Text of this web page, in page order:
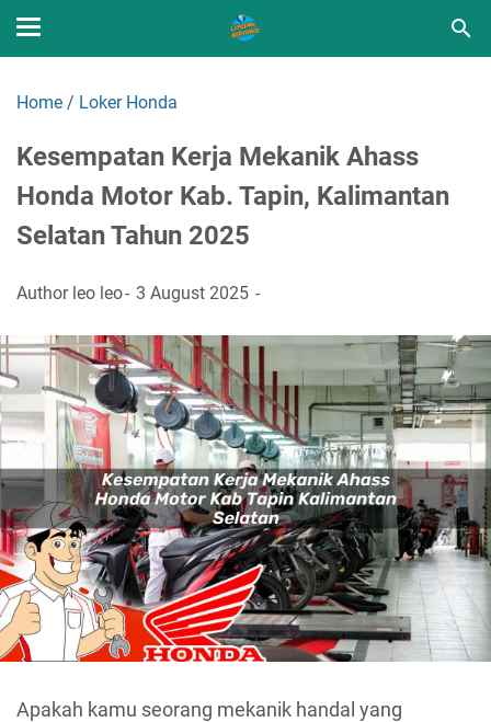
Home / Loker Honda
Kesempatan Kerja Mekanik Ahass
Honda Motor Kab. Tapin, Kalimantan
Selatan Tahun 2025
Author leo leo 3 August 2025
Apakah kamu seorang mekanik handal yang